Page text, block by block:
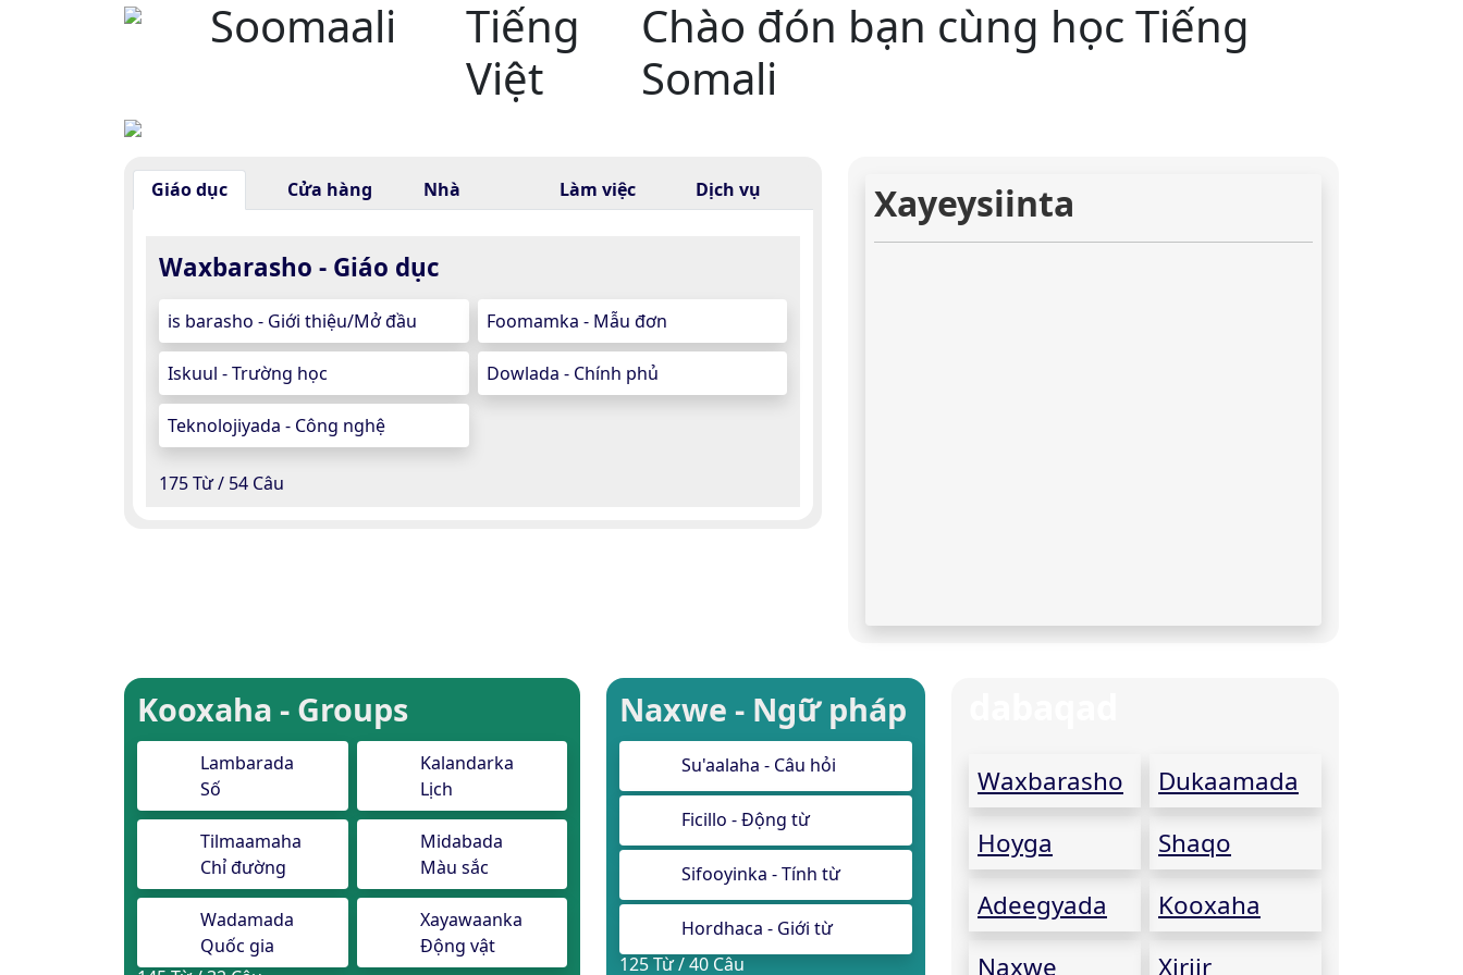
Soomaali
Tiếng
Việt
Chào đón bạn cùng học Tiếng
Somali
Giáo dục Cửa hàng Nhà Làm việc Dịch vụ
Waxbarasho - Giáo dục
is barasho - Giới thiệu/Mở đầu Foomamka - Mẫu đơn
Iskuul - Trường học Dowlada - Chính phủ
Teknolojiyada - Công nghệ
175 Từ / 54 Câu
Xayeysiinta
Kooxaha - Groups
Lambarada
Số
Kalandarka
Lịch
Tilmaamaha
Chỉ đường
Midabada
Màu sắc
Wadamada
Quốc gia
Xayawaanka
Động vật
Naxwe - Ngữ pháp
Su'aalaha - Câu hỏi
Ficillo - Động từ
Sifooyinka - Tính từ
Hordhaca - Giới từ
125 Từ / 40 Câu
Waxbarasho
Dukaamada
Hoyga
Shaqo
Adeegyada
Kooxaha
Naxwe
Xiriir